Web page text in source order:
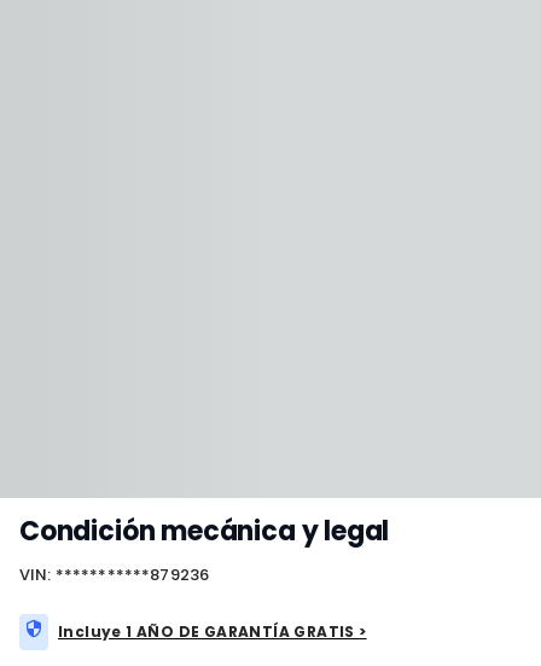
Condición mecánica y legal
VIN: ***********879236
Incluye 1 AÑO DE GARANTÍA GRATIS >